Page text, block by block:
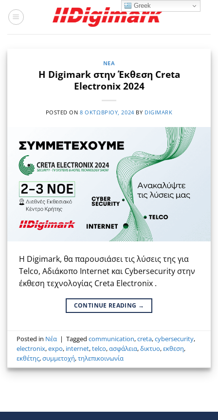
στο
ΝΈΑ
Η Digimark στην Έκθεση Creta
Electronix 2024
POSTED ON8 ΟΚΤΩΒΡΊΟΥ, 2024 BY DIGIMARK
Η Digimark, θα παρουσιάσει τις λύσεις της για
Telco, Αδιάκοπο Internet και Cybersecurity στην
έκθεση τεχνολογίας Creta Electronix .
CONTINUE READING →
Posted in Νέα | Taggedcommunication,creta,cybersecurity,
electronix,expo, internet,telco,ασφάλεια,δικτυο,εκθεση,
εκθέτης,συμμετοχή,τηλεπικοινωνία
Greek